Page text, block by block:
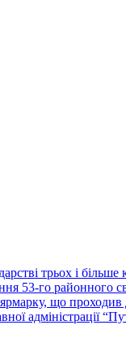
трьох і
53-го
що
адміністрації